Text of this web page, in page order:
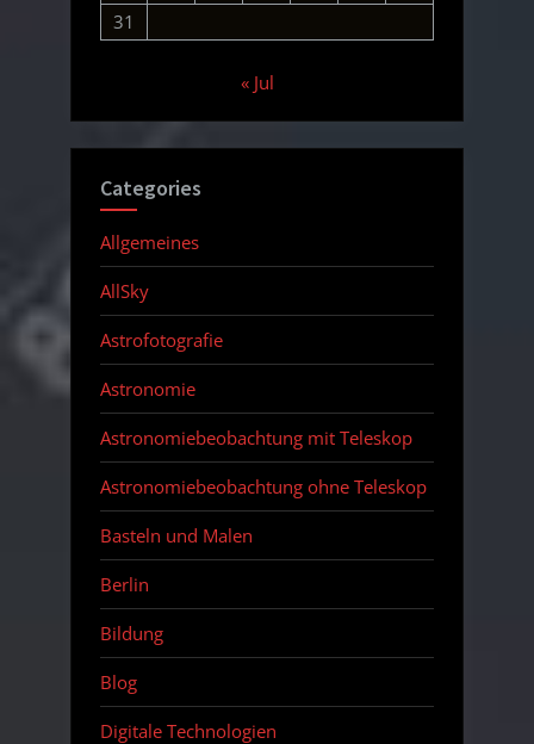
31
« Jul
Categories
Allgemeines
AllSky
Astrofotografie
Astronomie
Astronomiebeobachtung mit Teleskop
Astronomiebeobachtung ohne Teleskop
Basteln und Malen
Berlin
Bildung
Blog
Digitale Technologien